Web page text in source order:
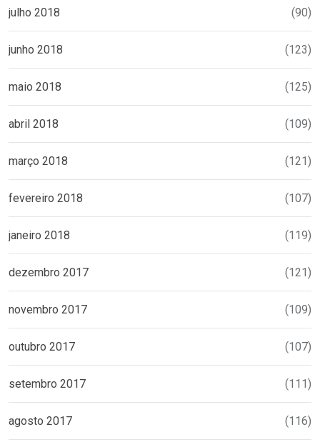
julho 2018 (90)
junho 2018 (123)
maio 2018 (125)
abril 2018 (109)
março 2018 (121)
fevereiro 2018 (107)
janeiro 2018 (119)
dezembro 2017 (121)
novembro 2017 (109)
outubro 2017 (107)
setembro 2017 (111)
agosto 2017 (116)